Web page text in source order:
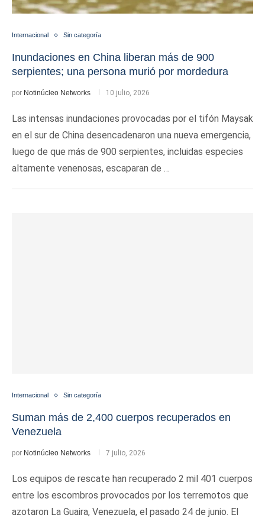
Internacional Sin categoría
Inundaciones en China liberan más de 900
serpientes; una persona murió por mordedura
por Notinúcleo Networks 10 julio, 2026
Las intensas inundaciones provocadas por el tifón Maysak
en el sur de China desencadenaron una nueva emergencia,
luego de que más de 900 serpientes, incluidas especies
altamente venenosas, escaparan de …
Internacional Sin categoría
Suman más de 2,400 cuerpos recuperados en
Venezuela
por Notinúcleo Networks 7 julio, 2026
Los equipos de rescate han recuperado 2 mil 401 cuerpos
entre los escombros provocados por los terremotos que
azotaron La Guaira, Venezuela, el pasado 24 de junio. El